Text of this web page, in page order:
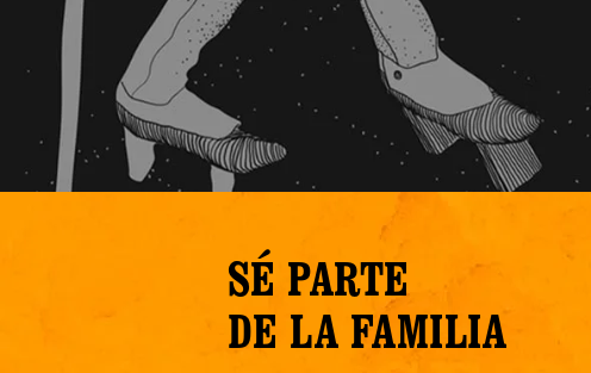
SÉ PARTE
DE LA FAMILIA